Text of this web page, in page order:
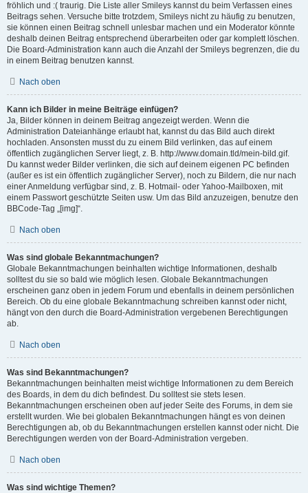
fröhlich und :( traurig. Die Liste aller Smileys kannst du beim Verfassen eines
Beitrags sehen. Versuche bitte trotzdem, Smileys nicht zu häufig zu benutzen,
sie können einen Beitrag schnell unlesbar machen und ein Moderator könnte
deshalb deinen Beitrag entsprechend überarbeiten oder gar komplett löschen.
Die Board-Administration kann auch die Anzahl der Smileys begrenzen, die du
in einem Beitrag benutzen kannst.
Nach oben
Kann ich Bilder in meine Beiträge einfügen?
Ja, Bilder können in deinem Beitrag angezeigt werden. Wenn die
Administration Dateianhänge erlaubt hat, kannst du das Bild auch direkt
hochladen. Ansonsten musst du zu einem Bild verlinken, das auf einem
öffentlich zugänglichen Server liegt, z. B. http://www.domain.tld/mein-bild.gif.
Du kannst weder Bilder verlinken, die sich auf deinem eigenen PC befinden
(außer es ist ein öffentlich zugänglicher Server), noch zu Bildern, die nur nach
einer Anmeldung verfügbar sind, z. B. Hotmail- oder Yahoo-Mailboxen, mit
einem Passwort geschützte Seiten usw. Um das Bild anzuzeigen, benutze den
BBCode-Tag „[img]“.
Nach oben
Was sind globale Bekanntmachungen?
Globale Bekanntmachungen beinhalten wichtige Informationen, deshalb
solltest du sie so bald wie möglich lesen. Globale Bekanntmachungen
erscheinen ganz oben in jedem Forum und ebenfalls in deinem persönlichen
Bereich. Ob du eine globale Bekanntmachung schreiben kannst oder nicht,
hängt von den durch die Board-Administration vergebenen Berechtigungen
ab.
Nach oben
Was sind Bekanntmachungen?
Bekanntmachungen beinhalten meist wichtige Informationen zu dem Bereich
des Boards, in dem du dich befindest. Du solltest sie stets lesen.
Bekanntmachungen erscheinen oben auf jeder Seite des Forums, in dem sie
erstellt wurden. Wie bei globalen Bekanntmachungen hängt es von deinen
Berechtigungen ab, ob du Bekanntmachungen erstellen kannst oder nicht. Die
Berechtigungen werden von der Board-Administration vergeben.
Nach oben
Was sind wichtige Themen?